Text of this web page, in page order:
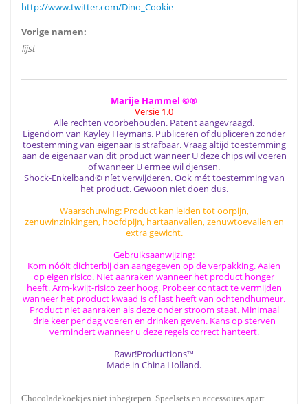
http://www.twitter.com/Dino_Cookie
Vorige namen:
lijst
Marije Hammel ©®
Versie 1.0
Alle rechten voorbehouden. Patent aangevraagd.
Eigendom van Kayley Heymans. Publiceren of dupliceren zonder
toestemming van eigenaar is strafbaar. Vraag altijd toestemming
aan de eigenaar van dit product wanneer U deze chips wil voeren
of wanneer U ermee wil djensen.
Shock-Enkelband© níet verwijderen. Ook mét toestemming van
het product. Gewoon niet doen dus.
Waarschuwing: Product kan leiden tot oorpijn,
zenuwinzinkingen, hoofdpijn, hartaanvallen, zenuwtoevallen en
extra gewicht.
Gebruiksaanwijzing:
Kom nóóit dichterbij dan aangegeven op de verpakking. Aaien
op eigen risico. Niet aanraken wanneer het product honger
heeft. Arm-kwijt-risico zeer hoog. Probeer contact te vermijden
wanneer het product kwaad is of last heeft van ochtendhumeur.
Product niet aanraken als deze onder stroom staat. Minimaal
drie keer per dag voeren en drinken geven. Kans op sterven
vermindert wanneer u deze regels correct hanteert.
Rawr!Productions™
Made in China Holland.
Chocoladekoekjes niet inbegrepen. Speelsets en accessoires apart